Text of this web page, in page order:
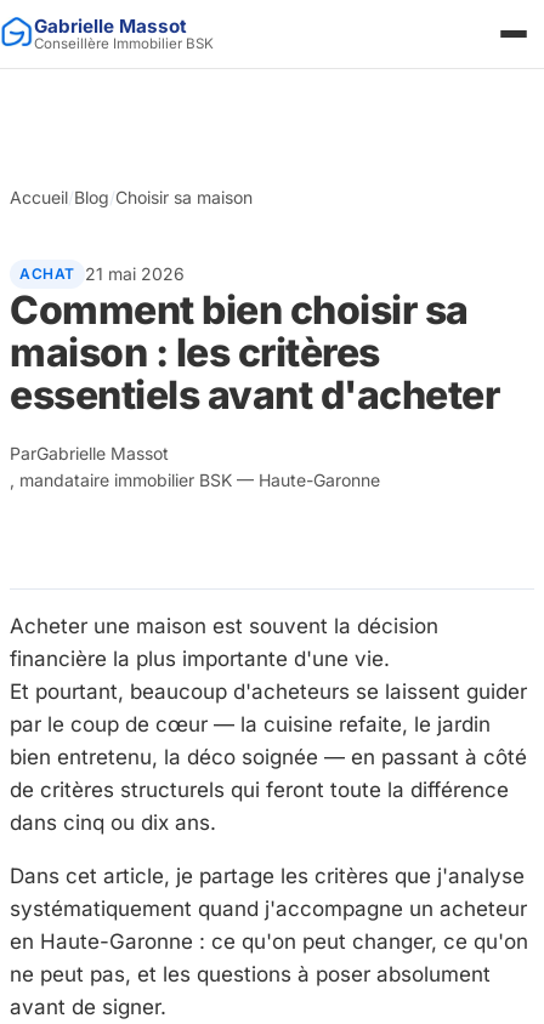
Gabrielle Massot
Conseillère Immobilier BSK
Accueil/Blog/Choisir sa maison
ACHAT 21 mai 2026
Comment bien choisir sa
maison : les critères
essentiels avant d'acheter
ParGabrielle Massot
, mandataire immobilier BSK — Haute-Garonne
Acheter une maison est souvent la décision
financière la plus importante d'une vie.
Et pourtant, beaucoup d'acheteurs se laissent guider
par le coup de cœur — la cuisine refaite, le jardin
bien entretenu, la déco soignée — en passant à côté
de critères structurels qui feront toute la différence
dans cinq ou dix ans.
Dans cet article, je partage les critères que j'analyse
systématiquement quand j'accompagne un acheteur
en Haute-Garonne : ce qu'on peut changer, ce qu'on
ne peut pas, et les questions à poser absolument
avant de signer.